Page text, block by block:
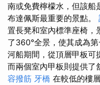
南或免費檸檬水，但該船
布達佩斯最重要的景點。
置長凳和室內標準座椅，
了360°全景，使其成為第
河船期間，從頂層甲板可
而兩個室內甲板則提供了
容撥筋 牙橋 在較低的樓